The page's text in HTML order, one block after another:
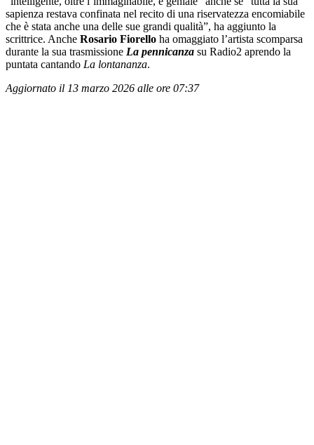
sapienza restava confinata nel recito di una riservatezza encomiabile
che è stata anche una delle sue grandi qualità”, ha aggiunto la
scrittrice. Anche Rosario Fiorello ha omaggiato l’artista scomparsa
durante la sua trasmissione La pennicanza su Radio2 aprendo la
puntata cantando La lontananza.
Aggiornato il 13 marzo 2026 alle ore 07:37